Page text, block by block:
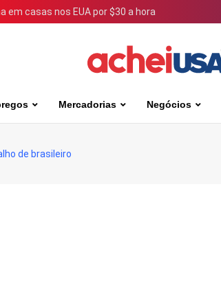
casas nos EUA por $30 a hora
Mercadorias Negócios
de brasileiro